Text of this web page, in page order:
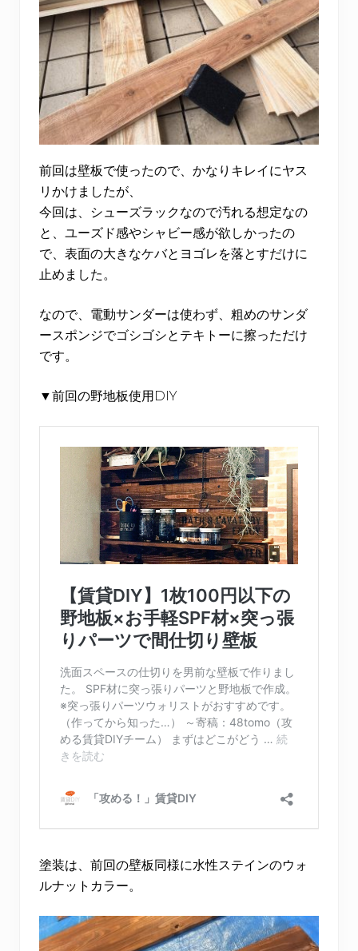
前回は壁板で使ったので、かなりキレイにヤス
リかけましたが、
今回は、シューズラックなので汚れる想定なの
と、ユーズド感やシャビー感が欲しかったの
で、表面の大きなケバとヨゴレを落とすだけに
止めました。
なので、電動サンダーは使わず、粗めのサンダ
ースポンジでゴシゴシとテキトーに擦っただけ
です。
▼前回の野地板使用DIY
塗装は、前回の壁板同様に水性ステインのウォ
ルナットカラー。